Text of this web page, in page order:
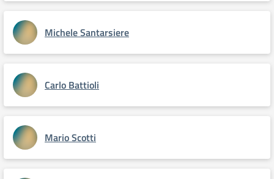
Michele Santarsiere
Carlo Battioli
Mario Scotti